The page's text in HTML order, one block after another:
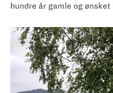
hundre år gamle og ønsket